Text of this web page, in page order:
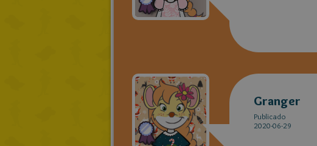
Granger
Publicado
2020-06-29